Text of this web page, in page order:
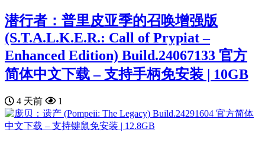
潜行者：普里皮亚季的召唤增强版
(S.T.A.L.K.E.R.: Call of Prypiat –
Enhanced Edition) Build.24067133 官方
简体中文下载 – 支持手柄免安装 | 10GB
4 天前 1